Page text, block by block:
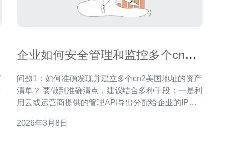
企业如何安全管理和监控多个cn2
问题1：如何准确发现并建立多个cn2美国地址的资产
清单？ 要做到准确清点，建议结合多种手段：一是利
用云或运营商提供的管理API导出分配给企业的IP块
前宣告（advertised prefixes）；三是采用资产扫描
2026年3月8日